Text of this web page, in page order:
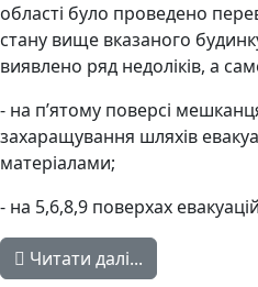
області було проведено
стану вище вказаного
виявлено ряд недоліків, а
- на п’ятому поверсі
захаращування шляхів
матеріалами;
- на 5,6,8,9 поверхах
Читати далі...